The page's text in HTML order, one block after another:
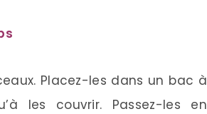
Placez-les dans un bac à
les couvrir. Passez-les en